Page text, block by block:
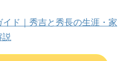
イド｜秀吉と秀長の生涯・家